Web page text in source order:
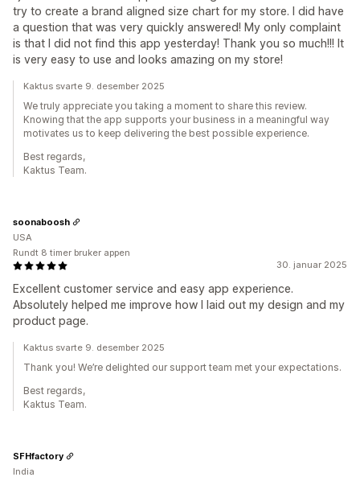
try to create a brand aligned size chart for my store. I did have
a question that was very quickly answered! My only complaint
is that I did not find this app yesterday! Thank you so much!!! It
is very easy to use and looks amazing on my store!
Kaktus svarte 9. desember 2025
We truly appreciate you taking a moment to share this review.
Knowing that the app supports your business in a meaningful way
motivates us to keep delivering the best possible experience.
Best regards,
Kaktus Team.
30. januar 2025
Excellent customer service and easy app experience.
Absolutely helped me improve how I laid out my design and my
product page.
soonaboosh
USA
Rundt 8 timer bruker appen
Kaktus svarte 9. desember 2025
Thank you! We’re delighted our support team met your expectations.
Best regards,
Kaktus Team.
SFHfactory
India